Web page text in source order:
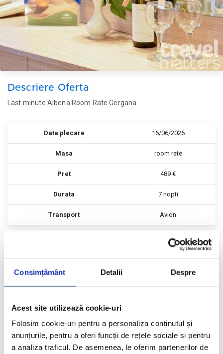
Consimțământ Detalii Despre
Acest site utilizează cookie-uri
Folosim cookie-uri pentru a personaliza conținutul și
anunțurile, pentru a oferi funcții de rețele sociale și pentru
a analiza traficul. De asemenea, le oferim partenerilor de
Descriere Oferta
Last minute Albena Room Rate Gergana
Data plecare 16/06/2026
Masa room rate
Pret 489 €
Durata 7 nopti
Transport Avion
Hotelul Gergana 4*se afla situat chiar pe fasia de plaja, fiind
padurile ei de longoz. Hotelul a fost complet renovat in anul
2008.